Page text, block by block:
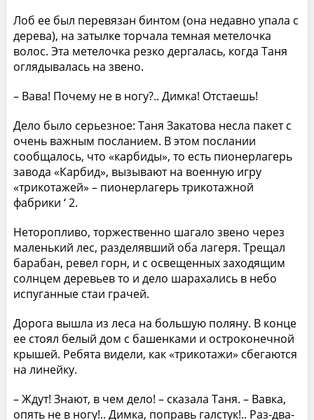
Лоб ее был перевязан бинтом (она недавно упала с
дерева), на затылке торчала темная метелочка
волос. Эта метелочка резко дергалась, когда Таня
оглядывалась на звено.
– Вава! Почему не в ногу?.. Димка! Отстаешь!
Дело было серьезное: Таня Закатова несла пакет с
очень важным посланием. В этом послании
сообщалось, что «карбиды», то есть пионерлагерь
завода «Карбид», вызывают на военную игру
«трикотажей» – пионерлагерь трикотажной
фабрики ‘ 2.
Неторопливо, торжественно шагало звено через
маленький лес, разделявший оба лагеря. Трещал
барабан, ревел горн, и с освещенных заходящим
солнцем деревьев то и дело шарахались в небо
испуганные стаи грачей.
Дорога вышла из леса на большую поляну. В конце
ее стоял белый дом с башенками и остроконечной
крышей. Ребята видели, как «трикотажи» сбегаются
на линейку.
– Ждут! Знают, в чем дело! – сказала Таня. – Вавка,
опять не в ногу!.. Димка, поправь галстук!.. Раз-два-